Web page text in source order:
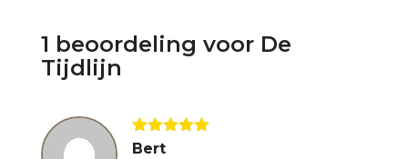
1 beoordeling voor De
Tijdlijn
Gewaardeerd
Bert